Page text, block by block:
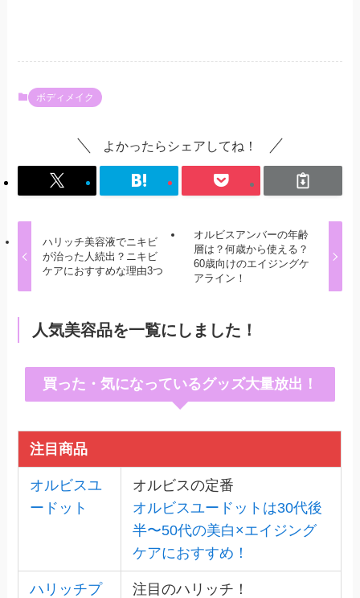
ボディメイク
よかったらシェアしてね！
ハリッチ美容液でニキビ
が治った人続出？ニキビ
ケアにおすすめな理由3つ
オルビスアンバーの年齢
層は？何歳から使える？
60歳向けのエイジングケ
アライン！
人気美容品を一覧にしました！
買った・気になっているグッズ大量放出！
注目商品
オルビスユ
ードット
オルビスの定番
オルビスユードットは30代後
半〜50代の美白×エイジング
ケアにおすすめ！
ハリッチプ
注目のハリッチ！